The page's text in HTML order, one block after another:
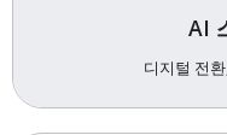
AI
디지털 전